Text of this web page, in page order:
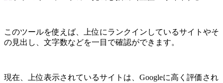
このツールを使えば、上位にランクインしているサイトやそ
の見出し、文字数などを一目で確認ができます。
現在、上位表示されているサイトは、Googleに高く評価され